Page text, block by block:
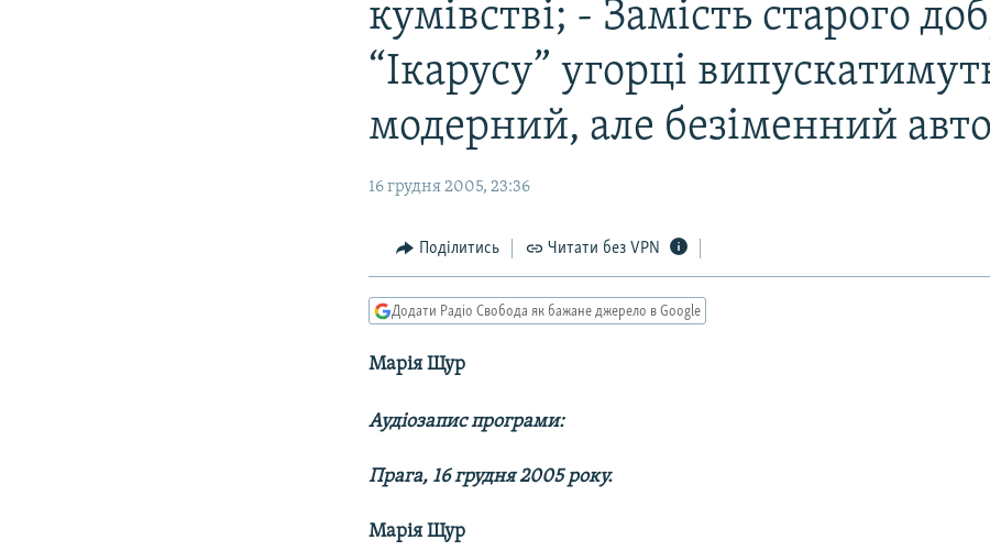
кумівстві; - Замість старого
“Ікарусу” угорці
модерний, але безіменний
16 грудня 2005, 23:36
Поділитись Читати без VPN
Додати Радіо Свобода як бажане джерело в Google
Марія Щур
Аудіозапис програми:
Прага, 16 грудня 2005 року.
Марія Щур